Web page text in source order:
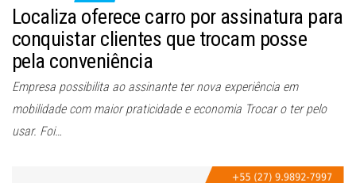
Localiza oferece carro por assinatura para
conquistar clientes que trocam posse
pela conveniência
Empresa possibilita ao assinante ter nova experiência em
mobilidade com maior praticidade e economia Trocar o ter pelo
usar. Foi…